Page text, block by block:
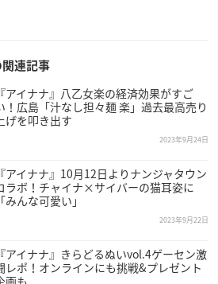
連記事
アイナナ』八乙女楽の経済効果がすご
！広島「汁なし担々麺 楽」過去最高売り
上げを叩き出す
アイナナ』10月12日よりナンジャタウン
ラボ！チャイナ×サイバーの猫耳姿に